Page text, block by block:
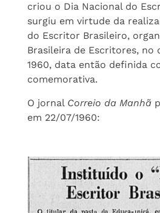
criou o Dia Nacional do
surgiu em virtude da
do Escritor Brasileiro,
Brasileira de Escritores, no
1960, data então definida
comemorativa.
O jornal Correio da Manhã
em 22/07/1960: